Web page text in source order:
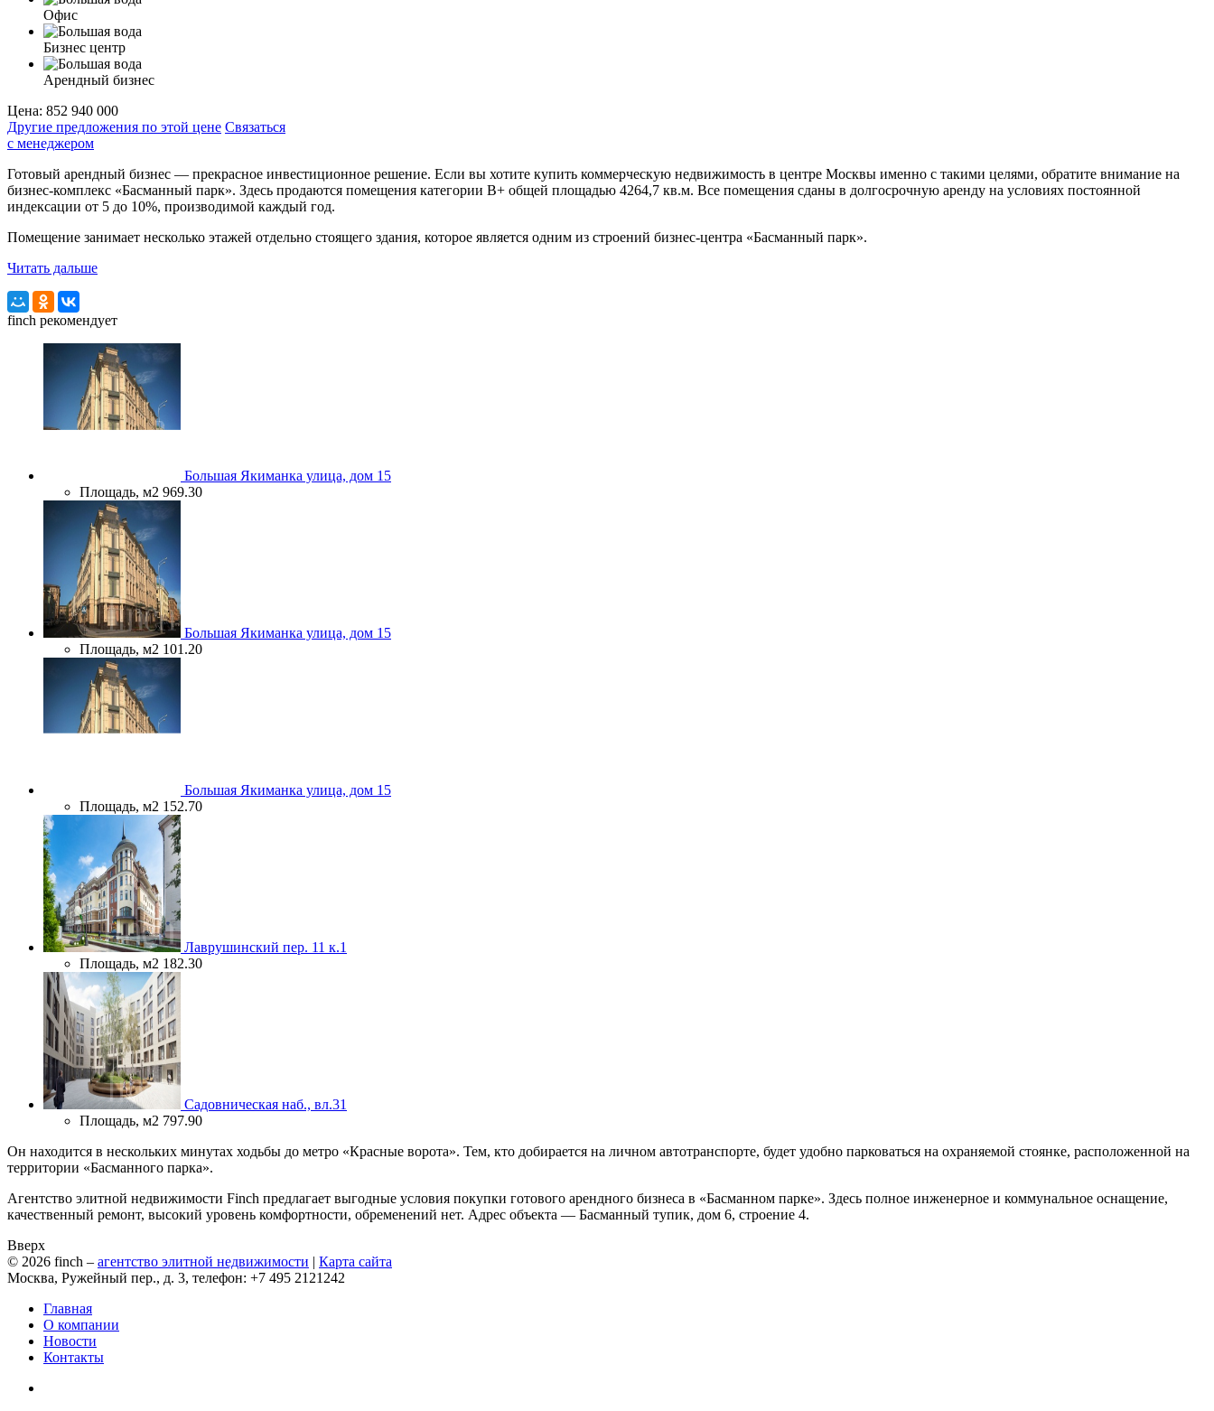
Офис
Бизнес центр
Арендный бизнес
Цена: 852 940 000
Другие предложения по этой цене Связаться
с менеджером
Готовый арендный бизнес — прекрасное инвестиционное решение. Если вы хотите купить коммерческую недвижимость в центре Москвы именно с такими целями, обратите внимание на
бизнес-комплекс «Басманный парк». Здесь продаются помещения категории В+ общей площадью 4264,7 кв.м. Все помещения сданы в долгосрочную аренду на условиях постоянной
индексации от 5 до 10%, производимой каждый год.
Помещение занимает несколько этажей отдельно стоящего здания, которое является одним из строений бизнес-центра «Басманный парк».
Читать дальше
finch рекомендует
Большая Якиманка улица, дом 15
Площадь, м2 969.30
Большая Якиманка улица, дом 15
Площадь, м2 101.20
Большая Якиманка улица, дом 15
Площадь, м2 152.70
Лаврушинский пер. 11 к.1
Площадь, м2 182.30
Садовническая наб., вл.31
Площадь, м2 797.90
Он находится в нескольких минутах ходьбы до метро «Красные ворота». Тем, кто добирается на личном автотранспорте, будет удобно парковаться на охраняемой стоянке, расположенной на
территории «Басманного парка».
Агентство элитной недвижимости Finch предлагает выгодные условия покупки готового арендного бизнеса в «Басманном парке». Здесь полное инженерное и коммунальное оснащение,
качественный ремонт, высокий уровень комфортности, обременений нет. Адрес объекта — Басманный тупик, дом 6, строение 4.
Вверх
© 2026 finch – агентство элитной недвижимости | Карта сайта
Москва, Ружейный пер., д. 3, телефон: +7 495 2121242
Главная
О компании
Новости
Контакты